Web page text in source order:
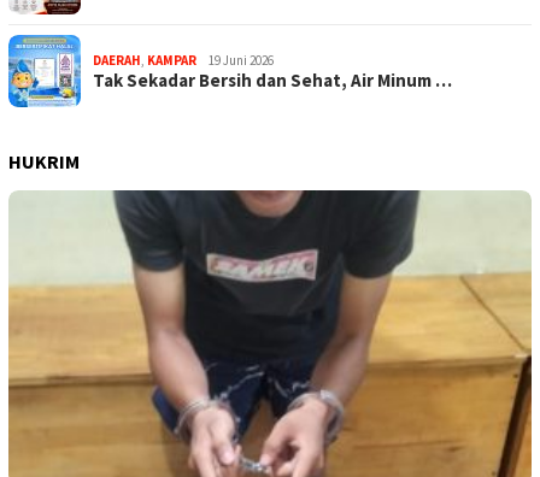
DAERAH KAMPAR 19 Juni 2026
Tak Sekadar Bersih dan Sehat, Air Minum …
HUKRIM